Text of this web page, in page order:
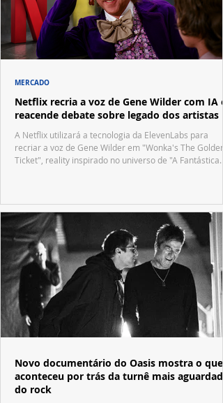
Netflix recria a voz de Gene Wilder com IA e
reacende debate sobre legado dos artistas
A Netflix utilizará a tecnologia da ElevenLabs para
recriar a voz de Gene Wilder em "Wonka's The Golden
Ticket", reality inspirado no universo de "A Fantástica
MERCADO
Novo documentário do Oasis mostra o que
aconteceu por trás da turnê mais aguardada
do rock